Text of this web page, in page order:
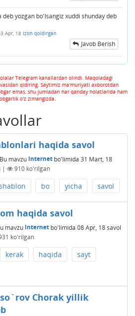
deb yozgan bo'lsangiz xuddi shunday deb
Apr, 18 Izoh qoldirgan
Javob Berish
Telegram kanallardan olindi. Maqoladagi
qidiring. Saytimiz ma'muriyati axborotdan
emas, shu jumladan har qanday holatlarida ham
o'z zimangizda.
haqida savol
Bu mavzu Internetbo'limida 31 Mart, 18
| 910ko'rilgan
bo yicha savol
haqida savol
mavzu Internetbo'limida 08 Apr, 18 savol
ko'rilgan
kerak haqida
sayt
Chorak yillik